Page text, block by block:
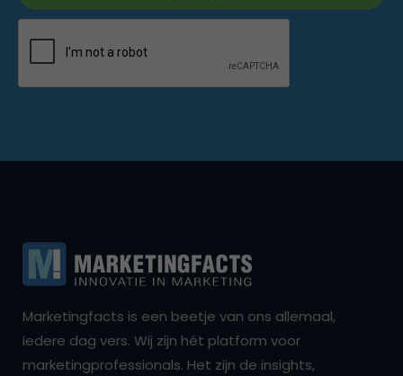
Marketingfacts is een beetje van ons allemaal,
iedere dag vers. Wij zijn hét platform voor
marketingprofessionals. Het zijn de insights,